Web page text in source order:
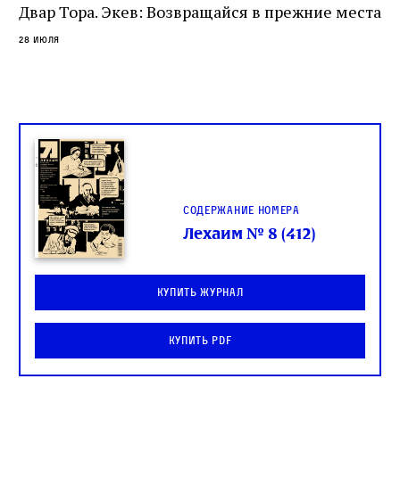
Двар Тора. Экев: Возвращайся в прежние места
28 июля
Содержание номера
Лехаим № 8 (412)
Купить журнал
Купить PDF